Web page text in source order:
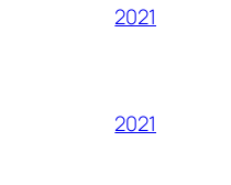
2021
2021